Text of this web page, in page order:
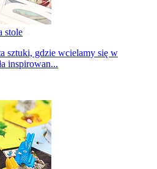
stole
sztuki, gdzie wcielamy się w
inspirowan...